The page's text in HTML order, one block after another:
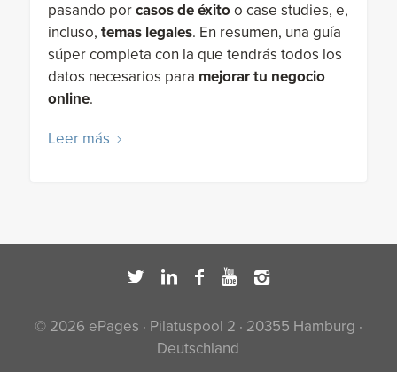
pasando porcasos de éxitoo case studies, e,
incluso, temas legales. En resumen, una guía
súper completa con la que tendrás todos los
datos necesarios para mejorar tu negocio
online.
Leer más
© 2026 ePages · Pilatuspool 2 · 20355 Hamburg ·
Deutschland